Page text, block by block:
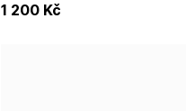
1 200 Kč